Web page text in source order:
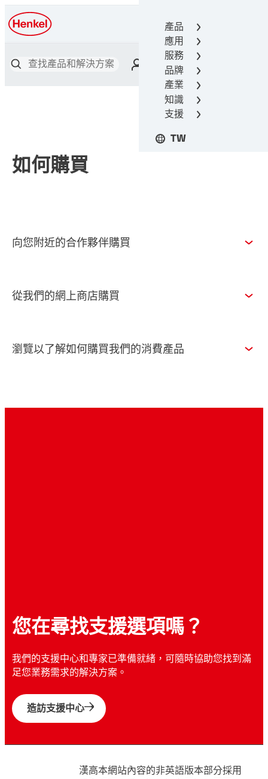
產品
應用
服務
品牌
產業
知識
支援
TW
漢高接著技術
如何購買
向您附近的合作夥伴購買
從我們的網上商店購買
瀏覽以了解如何購買我們的消費產品
您在尋找支援選項嗎？
我們的支援中心和專家已準備就緒，可隨時協助您找到滿
足您業務需求的解決方案。
造訪支援中心
漢高本網站內容的非英語版本部分採用